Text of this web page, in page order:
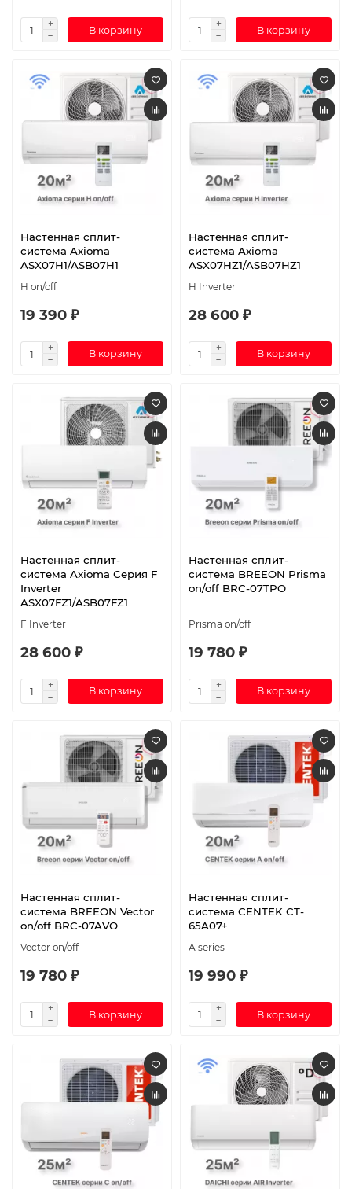
В корзину В корзину
Настенная сплит-
система Axioma
ASX07H1/ASB07H1
H on/off
19 390 ₽
В корзину
Настенная сплит-
система Axioma
ASX07HZ1/ASB07HZ1
H Inverter
28 600 ₽
В корзину
Настенная сплит-
система Axioma Серия F
Inverter
ASX07FZ1/ASB07FZ1
F Inverter
28 600 ₽
В корзину
Настенная сплит-
система BREEON Prisma
on/off BRC-07TPO
Prisma on/off
19 780 ₽
В корзину
Настенная сплит-
система BREEON Vector
on/off BRC-07AVO
Vector on/off
19 780 ₽
В корзину
Настенная сплит-
система CENTEK CT-
65A07+
А series
19 990 ₽
В корзину